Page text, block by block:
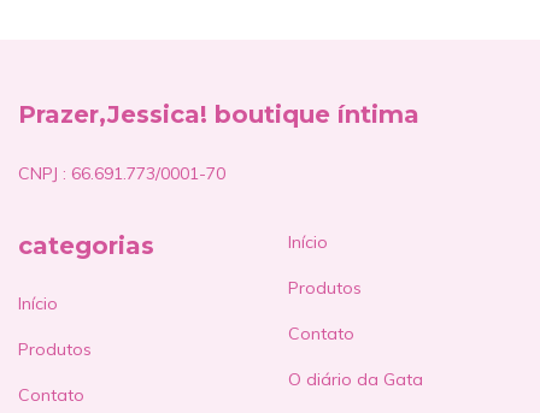
Prazer,Jessica! boutique íntima
CNPJ : 66.691.773/0001-70
categorias
Início
Produtos
Contato
Início
Produtos
Contato
O diário da Gata